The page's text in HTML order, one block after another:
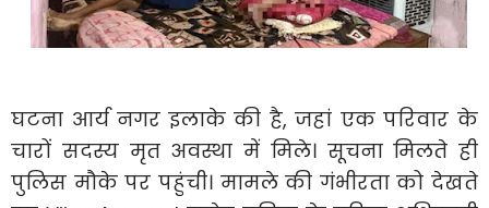
घटना आर्य नगर इलाके की है, जहां एक परिवार के
चारों सदस्य मृत अवस्था में मिले। सूचना मिलते ही
पुलिस मौके पर पहुंची। मामले की गंभीरता को देखते